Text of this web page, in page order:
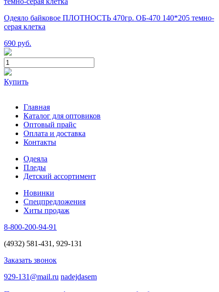
Одеяло байковое ПЛОТНОСТЬ 470гр. ОБ-470 140*205 темно-
серая клетка
690 руб.
Купить
Главная
Каталог для оптовиков
Оптовый прайс
Оплата и доставка
Контакты
Одеяла
Пледы
Детский ассортимент
Новинки
Спецпредложения
Хиты продаж
8-800-200-94-91
(4932) 581-431, 929-131
Заказать звонок
929-131@mail.ru nadejdasem